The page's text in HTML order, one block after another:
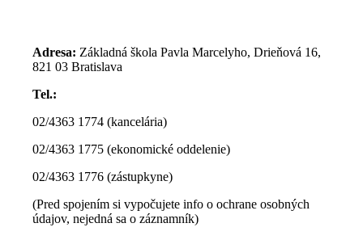
Adresa: Základná škola Pavla Marcelyho, Drieňová 16,
821 03 Bratislava
Tel.:
02/4363 1774 (kancelária)
02/4363 1775 (ekonomické oddelenie)
02/4363 1776 (zástupkyne)
(Pred spojením si vypočujete info o ochrane osobných
údajov, nejedná sa o záznamník)